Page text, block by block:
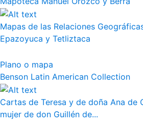
Mapas de las Relaciones
Epazoyuca y Tetliztaca
Plano o mapa
Benson Latin American Collection
Cartas de Teresa y de doña Ana de
mujer de don Guillén de...